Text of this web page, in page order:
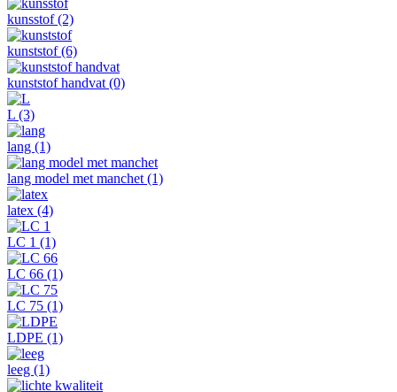
kunsstof(2)
kunststof(6)
kunststof handvat (0)
L (3)
lang (1)
lang model met manchet (1)
latex (4)
LC 1 (1)
LC 66 (1)
LC 75 (1)
LDPE (1)
leeg (1)